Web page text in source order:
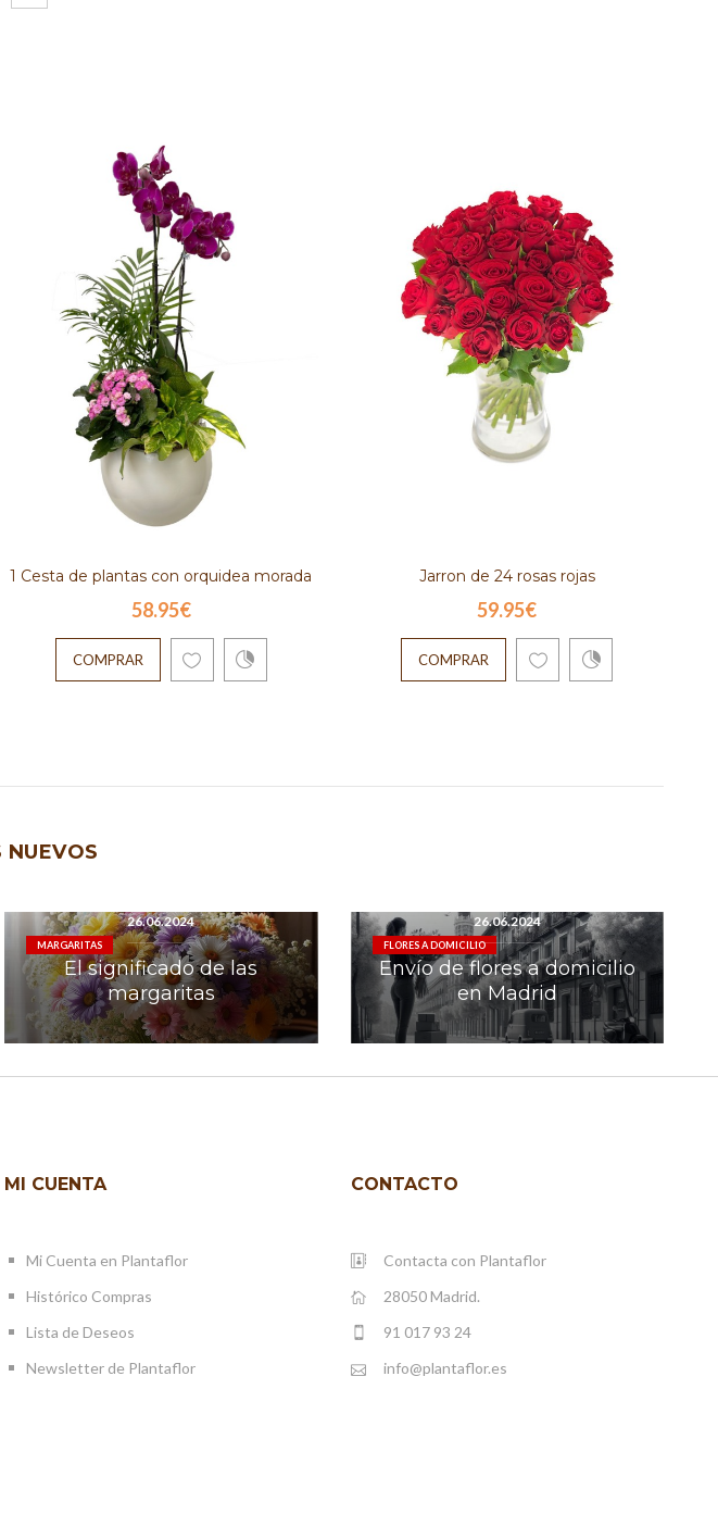
1 Cesta de plantas con orquidea morada
DM
58.95€
COMPRAR
Jarron de 24 rosas rojas
59.95€
COMPRAR
NUEVOS
MARGARITAS
26.06.2024
El significado de las
margaritas
FLORES A DOMICILIO
26.06.2024
Envío de flores a domicilio
en Madrid
MI CUENTA
Mi Cuenta en Plantaflor
Histórico Compras
Lista de Deseos
Newsletter de Plantaflor
CONTACTO
Contacta con Plantaflor
28050 Madrid.
91 017 93 24
info@plantaflor.es